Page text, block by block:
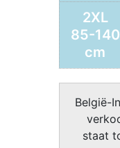
2XL
85-140
cm
België-
staat